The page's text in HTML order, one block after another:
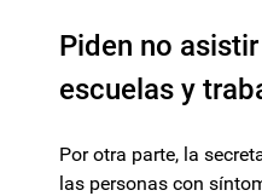
Piden no
escuelas y
Por otra parte, la
las personas con